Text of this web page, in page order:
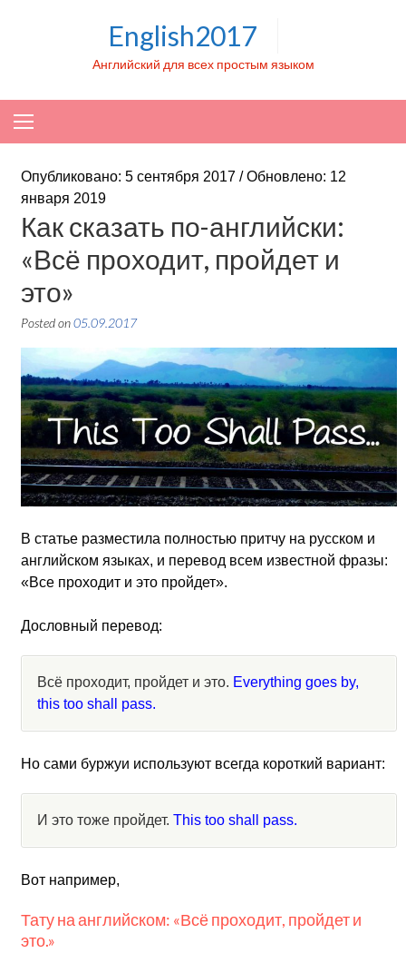
English2017
Английский для всех простым языком
Опубликовано: 5 сентября 2017 / Обновлено: 12
января 2019
Как сказать по-английски:
«Всё проходит, пройдет и
это»
Posted on05.09.2017
В статье разместила полностью притчу на русском и
английском языках, и перевод всем известной фразы:
«Все проходит и это пройдет».
Дословный перевод:
Всё проходит, пройдет и это. Everything goes by,
this too shall pass.
Но сами буржуи используют всегда короткий вариант:
И это тоже пройдет. This too shall pass.
Вот например,
Тату на английском: «Всё проходит, пройдет и
это.»